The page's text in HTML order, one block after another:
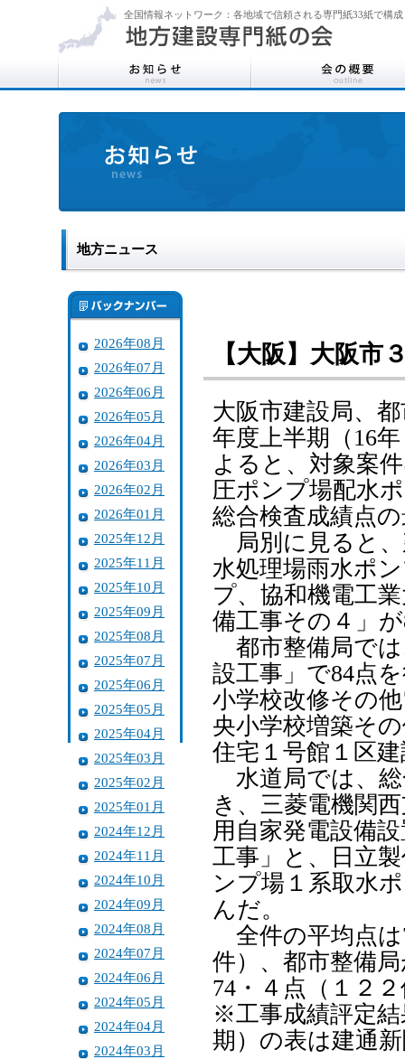
全国情報ネットワーク：各地域で信頼される専門紙33紙で構成
地方ニュース
2026年08月
2026年07月
2026年06月
2026年05月
2026年04月
2026年03月
2026年02月
2026年01月
2025年12月
2025年11月
2025年10月
2025年09月
2025年08月
2025年07月
2025年06月
2025年05月
2025年04月
2025年03月
2025年02月
2025年01月
2024年12月
2024年11月
2024年10月
2024年09月
2024年08月
2024年07月
2024年06月
2024年05月
2024年04月
2024年03月
【大阪】大阪市
大阪市建設局、
年度上半期（16
よると、対象案
圧ポンプ場配水
総合検査成績点
局別に見ると、
水処理場雨水ポ
プ、協和機電工
備工事その４」
都市整備局では
設工事」で84点
小学校改修その
央小学校増築そ
住宅１号館１区
水道局では、
き、三菱電機関
用自家発電設備
工事」と、日立
ンプ場１系取水
んだ。
全件の平均点は
件）、都市整備
74・４点（１２
※工事成績評定結
期）の表は建通